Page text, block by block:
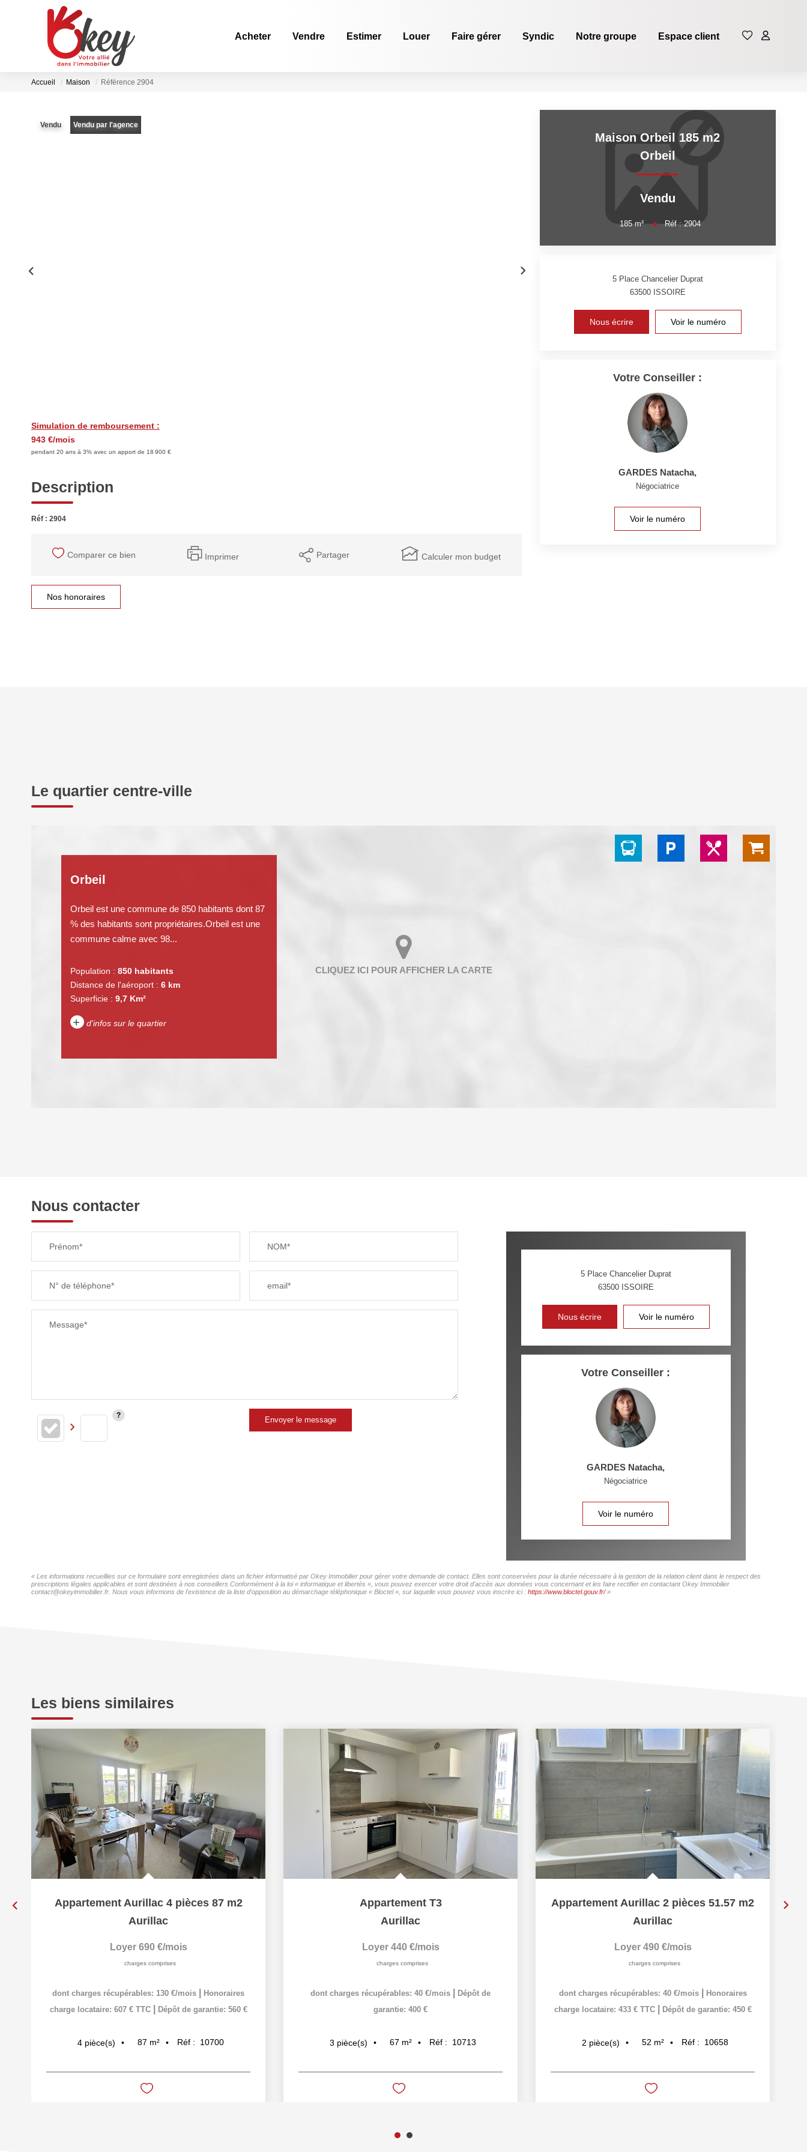
Acheter Vendre Estimer Louer Faire gérer Syndic Notre groupe Espace client
Accueil Maison Référence 2904
Vendu Vendu par l'agence
Simulation de remboursement :
943 €/mois
pendant 20 ans à 3% avec un apport de 18 900 €
Description
Réf : 2904
Comparer ce bien Imprimer Partager Calculer mon budget
Nos honoraires
Maison Orbeil 185 m2
Orbeil
Vendu
185m² Réf :2904
5 Place Chancelier Duprat
63500 ISSOIRE
Nous écrire Voir le numéro
Votre Conseiller :
GARDES Natacha,
Négociatrice
Voir le numéro
Le quartier centre-ville
Orbeil
Orbeil est une commune de 850 habitants dont 87
% des habitants sont propriétaires.Orbeil est une
commune calme avec 98...
Population : 850 habitants
Distance de l'aéroport : 6 km
Superficie : 9,7 Km²
+ d'infos sur le quartier
TAXE FONCIÈRE
RESTAURANTS ET CAFÉS COMMERCES MÉDECINS
Nous contacter
Prénom* NOM*
N° de téléphone* email*
Message*
Envoyer le message
5 Place Chancelier Duprat
63500 ISSOIRE
Nous écrire Voir le numéro
Votre Conseiller :
GARDES Natacha,
Négociatrice
Voir le numéro
« Les informations recueillies sur ce formulaire sont enregistrées dans un fichier informatisé par Okey Immobilier pour gérer votre demande de contact. Elles sont conservées pour la durée nécessaire à la gestion de la relation client dans le respect des
prescriptions légales applicables et sont destinées à nos conseillers Conformément à la loi « informatique et libertés », vous pouvez exercer votre droit d'accès aux données vous concernant et les faire rectifier en contactant Okey Immobilier
contact@okeyimmobilier.fr. Nous vous informons de l'existence de la liste d'opposition au démarchage téléphonique « Bloctel », sur laquelle vous pouvez vous inscrire ici : https://www.bloctel.gouv.fr/»
Les biens similaires
Appartement Aurillac 4 pièces 87 m2
Aurillac
Loyer 690 €/mois
charges comprises
dont charges récupérables: 130 €/mois
Honoraires
charge locataire: 607 € TTC
Dépôt de garantie: 560 €
4 pièce(s) 87 m² Réf : 10700
Appartement T3
Aurillac
Loyer 440 €/mois
charges comprises
dont charges récupérables: 40 €/mois
Dépôt de
garantie: 400 €
3 pièce(s) 67 m² Réf : 10713
Appartement Aurillac 2 pièces 51.57 m2
Aurillac
Loyer 490 €/mois
charges comprises
dont charges récupérables: 40 €/mois
Honoraires
charge locataire: 433 € TTC
Dépôt de garantie: 450 €
2 pièce(s) 52 m² Réf : 10658